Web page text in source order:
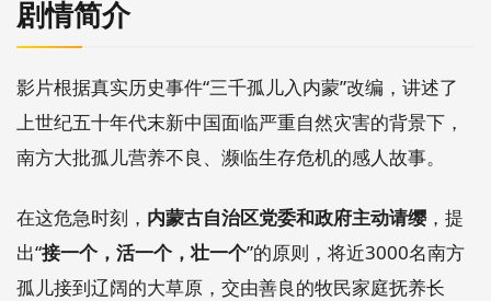
剧情简介
影片根据真实历史事件“三千孤儿入内蒙”改编，讲述了
上世纪五十年代末新中国面临严重自然灾害的背景下，
南方大批孤儿营养不良、濒临生存危机的感人故事。
在这危急时刻， 内蒙古自治区党委和政府主动请缨，提
出“接一个，活一个，壮一个”的原则，将近3000名南方
孤儿接到辽阔的大草原，交由善良的牧民家庭抚养长